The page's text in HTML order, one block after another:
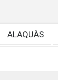
ALAQUÀS